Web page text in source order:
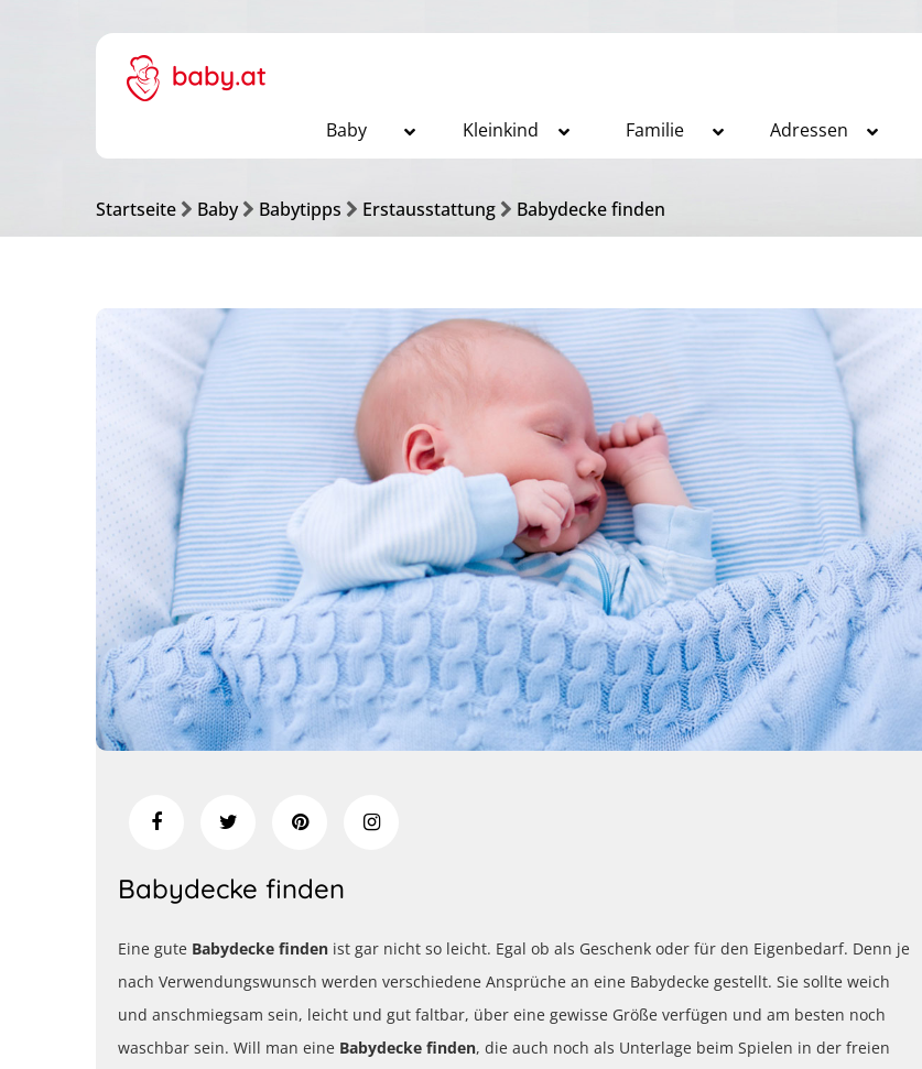
Baby Kleinkind Familie Adressen
Startseite Baby Babytipps Erstausstattung Babydecke finden
Babydecke finden
Eine gute Babydecke finden ist gar nicht so leicht. Egal ob als Geschenk oder für den Eigenbedarf. Denn je
nach Verwendungswunsch werden verschiedene Ansprüche an eine Babydecke gestellt. Sie sollte weich
und anschmiegsam sein, leicht und gut faltbar, über eine gewisse Größe verfügen und am besten noch
waschbar sein. Will man eine Babydecke finden, die auch noch als Unterlage beim Spielen in der freien